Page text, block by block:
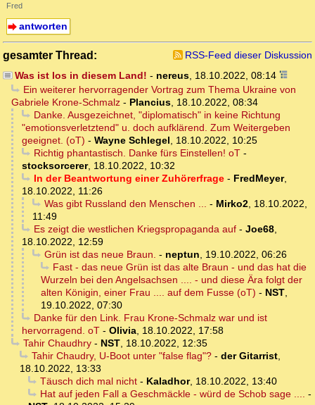
Fred
antworten
gesamter Thread:
RSS-Feed dieser Diskussion
Was ist los in diesem Land! - nereus, 18.10.2022, 08:14
Ein weiterer hervorragender Vortrag zum Thema Ukraine von
Gabriele Krone-Schmalz - Plancius, 18.10.2022, 08:34
Danke. Ausgezeichnet, "diplomatisch" in keine Richtung
"emotionsverletztend" u. doch aufklärend. Zum Weitergeben
geeignet. (oT) - Wayne Schlegel, 18.10.2022, 10:25
Richtig phantastisch. Danke fürs Einstellen! oT-
stocksorcerer, 18.10.2022, 10:32
In der Beantwortung einer Zuhörerfrage- FredMeyer,
18.10.2022, 11:26
Was gibt Russland den Menschen ... - Mirko2, 18.10.2022,
11:49
Es zeigt die westlichen Kriegspropaganda auf- Joe68,
18.10.2022, 12:59
Grün ist das neue Braun. - neptun, 19.10.2022, 06:26
Fast - das neue Grün ist das alte Braun - und das hat die
Wurzeln bei den Angelsachsen .... - und diese Ära folgt der
alten Königin, einer Frau .... auf dem Fusse (oT) - NST,
19.10.2022, 07:30
Danke für den Link. Frau Krone-Schmalz war und ist
hervorragend. oT - Olivia, 18.10.2022, 17:58
Tahir Chaudhry- NST, 18.10.2022, 12:35
Tahir Chaudry, U-Boot unter "false flag"?- der Gitarrist,
18.10.2022, 13:33
Täusch dich mal nicht- Kaladhor, 18.10.2022, 13:40
Hat auf jeden Fall a Geschmäckle - würd de Schob sage .... -